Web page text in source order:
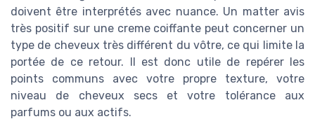
doivent être interprétés avec nuance. Un matter avis
très positif sur une creme coiffante peut concerner un
type de cheveux très différent du vôtre, ce qui limite la
portée de ce retour. Il est donc utile de repérer les
points communs avec votre propre texture, votre
niveau de cheveux secs et votre tolérance aux
parfums ou aux actifs.